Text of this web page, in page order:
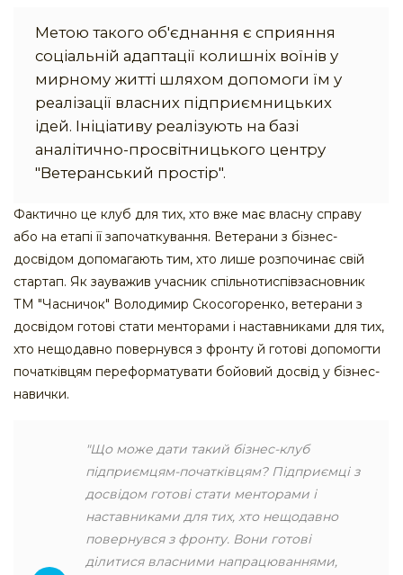
Метою такого об'єднання є сприяння
соціальній адаптації колишніх воїнів у
мирному житті шляхом допомоги їм у
реалізації власних підприємницьких
ідей. Ініціативу реалізують на базі
аналітично-просвітницького центру
"Ветеранський простір".
Фактично це клуб для тих, хто вже має власну справу
або на етапі її започаткування. Ветерани з бізнес-
досвідом допомагають тим, хто лише розпочинає свій
стартап. Як зауважив учасник спільнотиспівзасновник
ТМ "Часничок" Володимир Скосогоренко, ветерани з
досвідом готові стати менторами і наставниками для тих,
хто нещодавно повернувся з фронту й готові допомогти
початківцям переформатувати бойовий досвід у бізнес-
навички.
"Що може дати такий бізнес-клуб
підприємцям-початківцям? Підприємці з
досвідом готові стати менторами і
наставниками для тих, хто нещодавно
повернувся з фронту. Вони готові
ділитися власними напрацюваннями,